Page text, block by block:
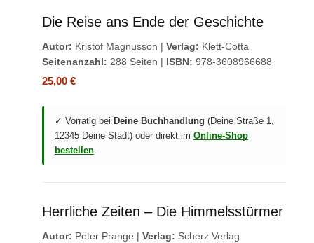
Die Reise ans Ende der Geschichte
Autor: Kristof Magnusson | Verlag: Klett-Cotta
Seitenanzahl: 288 Seiten | ISBN: 978-3608966688
25,00 €
✓ Vorrätig bei Deine Buchhandlung (Deine Straße 1,
12345 Deine Stadt) oder direkt im Online-Shop
bestellen.
Herrliche Zeiten – Die Himmelsstürmer
Autor: Peter Prange | Verlag: Scherz Verlag